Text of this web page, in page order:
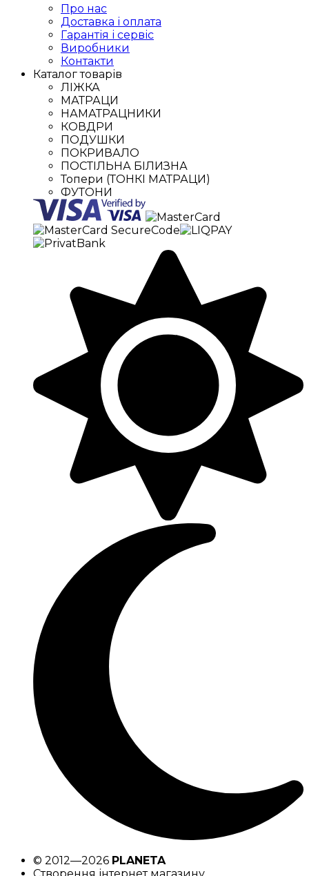
Про нас
Доставка і оплата
Гарантія і сервіс
Виробники
Контакти
Каталог товарів
ЛІЖКА
МАТРАЦИ
НАМАТРАЦНИКИ
КОВДРИ
ПОДУШКИ
ПОКРИВАЛО
ПОСТІЛЬНА БІЛИЗНА
Топери (ТОНКІ МАТРАЦИ)
ФУТОНИ
© 2012—2026 PLANETA